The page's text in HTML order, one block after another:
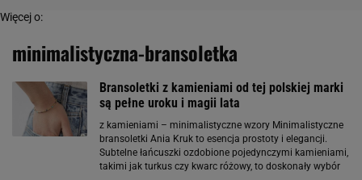
Więcej o:
minimalistyczna-bransoletka
Bransoletki z kamieniami od tej polskiej marki
są pełne uroku i magii lata
z kamieniami – minimalistyczne wzory Minimalistyczne
bransoletki Ania Kruk to esencja prostoty i elegancji.
Subtelne łańcuszki ozdobione pojedynczymi kamieniami,
takimi jak turkus czy kwarc różowy, to doskonały wybór